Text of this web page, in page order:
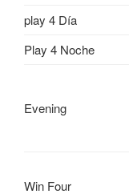
play 4 Día
Play 4 Noche
Evening
Win Four